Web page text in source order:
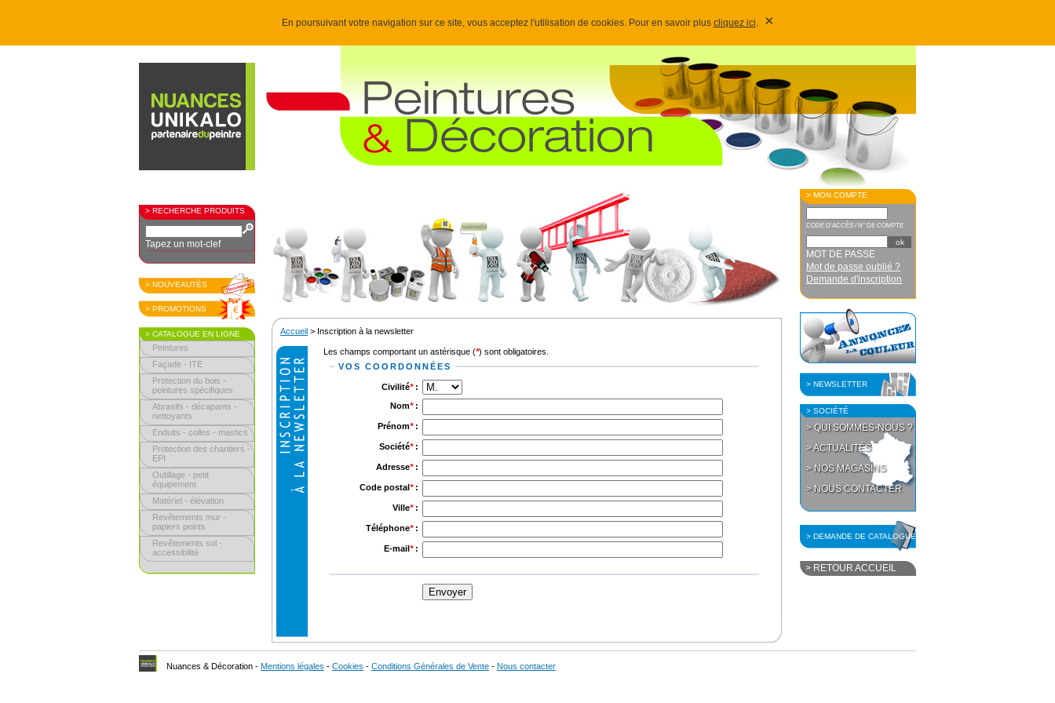
En poursuivant votre navigation sur ce site, vous acceptez l'utilisation de cookies. Pour en savoir plus cliquez ici. ×
> RECHERCHE PRODUITS
Tapez un mot-clef
> NOUVEAUTÉS
> PROMOTIONS
> CATALOGUE EN LIGNE
Peintures
Façade - ITE
Protection du bois -
peintures spécifiques
Abrasifs - décapants -
nettoyants
Enduits - colles - mastics
Protection des chantiers -
EPI
Outillage - petit
équipement
Matériel - élévation
Revêtements mur -
papiers peints
Revêtements sol -
accessibilité
Accueil > Inscription à la newsletter
Les champs comportant un astérisque (*) sont obligatoires.
VOS COORDONNÉES
Civilité*:
Nom*:
Prénom*:
Société*:
Adresse*:
Code postal*:
Ville*:
Téléphone*:
E-mail*:
> MON COMPTE
CODE D'ACCÈS / N° DE COMPTE
MOT DE PASSE
Mot de passe oublié ?
Demande d'inscription
> NEWSLETTER
> SOCIÉTÉ
> QUI SOMMES-NOUS ?
> ACTUALITÉS
> NOS MAGASINS
> NOUS CONTACTER
> DEMANDE DE CATALOGUE
> RETOUR ACCUEIL
Nuances & Décoration - Mentions légales - Cookies - Conditions Générales de Vente - Nous contacter